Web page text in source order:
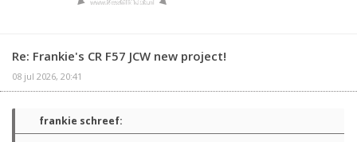
Re: Frankie's CR F57 JCW new project!
08 jul 2026, 20:41
frankie schreef: